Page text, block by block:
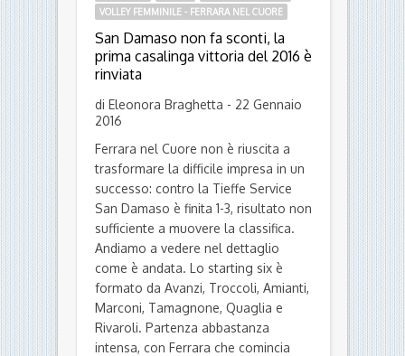
VOLLEY FEMMINILE - FERRARA NEL CUORE
San Damaso non fa sconti, la
prima casalinga vittoria del 2016 è
rinviata
di Eleonora Braghetta - 22 Gennaio
2016
Ferrara nel Cuore non è riuscita a
trasformare la difficile impresa in un
successo: contro la Tieffe Service
San Damaso è finita 1-3, risultato non
sufficiente a muovere la classifica.
Andiamo a vedere nel dettaglio
come è andata. Lo starting six è
formato da Avanzi, Troccoli, Amianti,
Marconi, Tamagnone, Quaglia e
Rivaroli. Partenza abbastanza
intensa, con Ferrara che comincia